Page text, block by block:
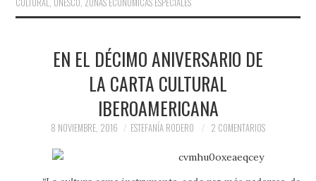
EN EL DÉCIMO ANIVERSARIO DE
LA CARTA CULTURAL
IBEROAMERICANA
8 NOVIEMBRE, 2016 ESTEFANÍA RODERO 2 COMENTARIOS